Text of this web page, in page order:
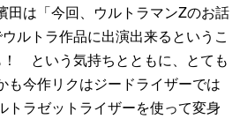
は「今回、ウルトラマンZのお話
ルトラ作品に出演出来るというこ
！ という気持ちとともに、とても
今作リクはジードライザーでは
トラゼットライザーを使って変身